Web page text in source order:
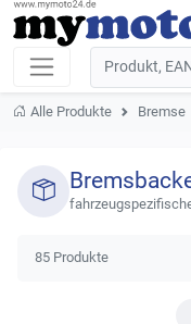
Alle Produkte Bremse
85 Produkte